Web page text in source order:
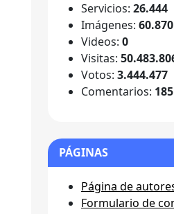
Servicios: 26.444
Imágenes: 60.870
Videos: 0
Visitas:
Votos: 3.444.477
Comentarios:
PÁGINAS
Página de
Formulario de